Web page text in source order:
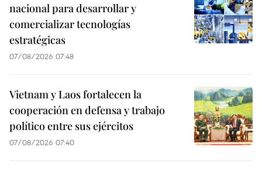
nacional para desarrollar y
comercializar tecnologías
estratégicas
07/08/2026 07:48
Vietnam y Laos fortalecen la
cooperación en defensa y trabajo
político entre sus ejércitos
07/08/2026 07:40